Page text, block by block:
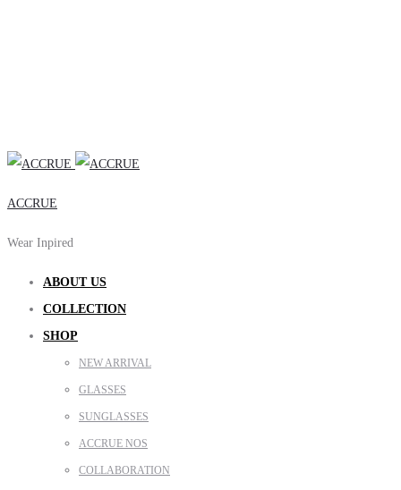
ACCRUE
Wear Inpired
ABOUT US
COLLECTION
SHOP
NEW ARRIVAL
GLASSES
SUNGLASSES
ACCRUE NOS
COLLABORATION